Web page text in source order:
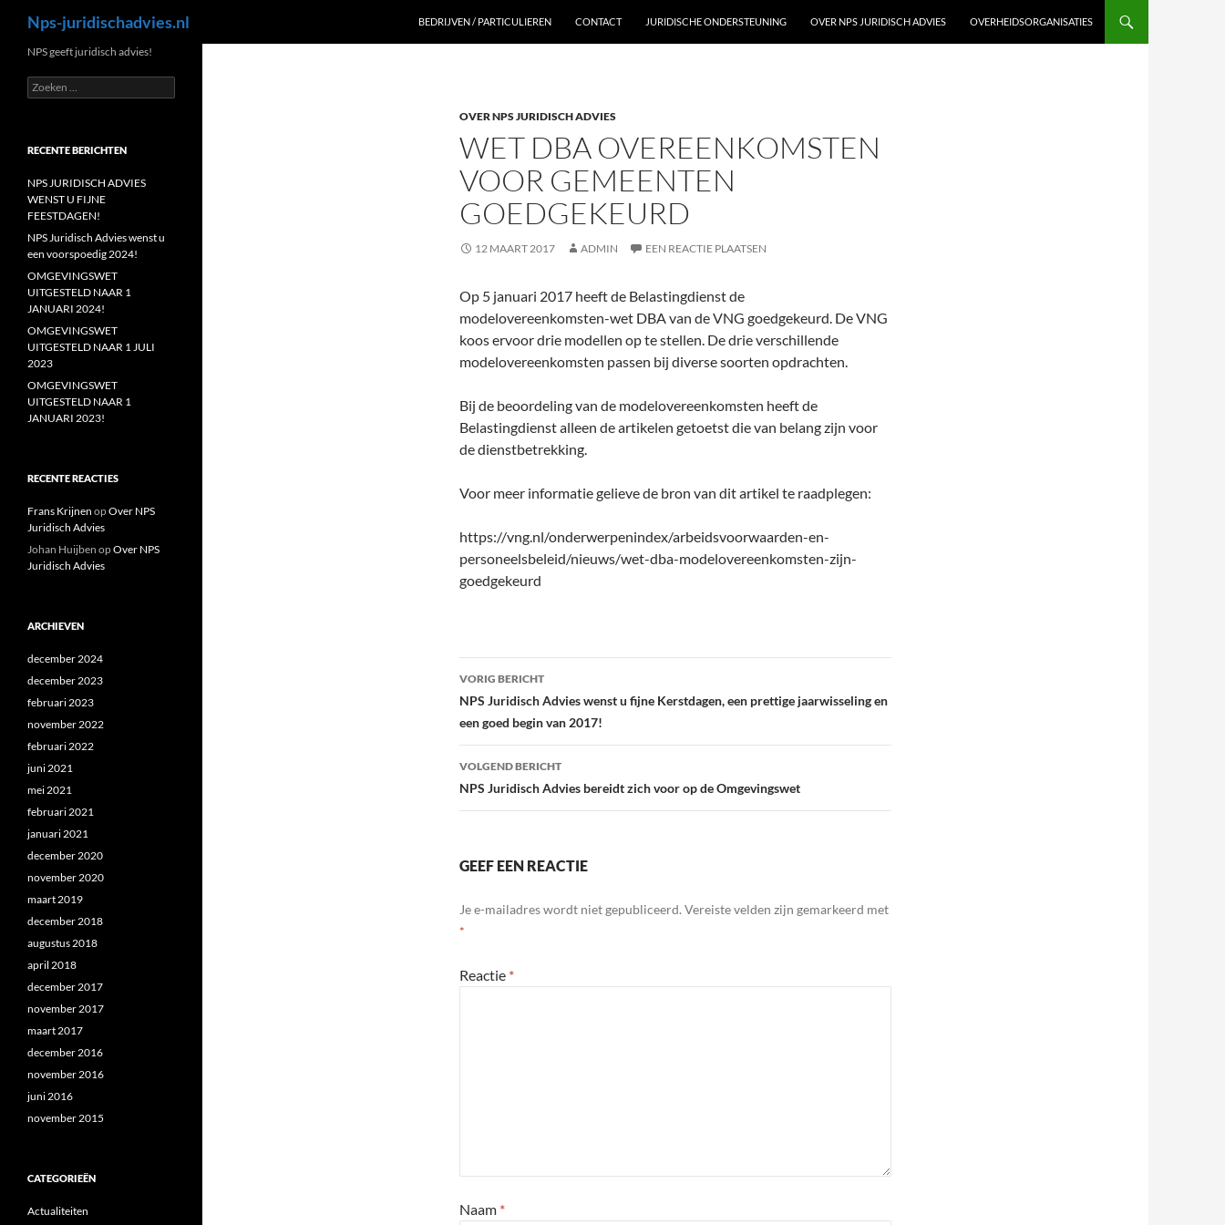
Nps-juridischadvies.nl BEDRIJVEN / PARTICULIEREN CONTACT JURIDISCHE ONDERSTEUNING OVER NPS JURIDISCH ADVIES OVERHEIDSORGANISATIES
OVER NPS JURIDISCH ADVIES
WET DBA OVEREENKOMSTEN
VOOR GEMEENTEN
GOEDGEKEURD
12 MAART 2017 ADMIN EEN REACTIE PLAATSEN
Op 5 januari 2017 heeft de Belastingdienst de
modelovereenkomsten-wet DBA van de VNG goedgekeurd. De VNG
koos ervoor drie modellen op te stellen. De drie verschillende
modelovereenkomsten passen bij diverse soorten opdrachten.
Bij de beoordeling van de modelovereenkomsten heeft de
Belastingdienst alleen de artikelen getoetst die van belang zijn voor
de dienstbetrekking.
Voor meer informatie gelieve de bron van dit artikel te raadplegen:
https://vng.nl/onderwerpenindex/arbeidsvoorwaarden-en-
personeelsbeleid/nieuws/wet-dba-modelovereenkomsten-zijn-
goedgekeurd
Bericht
navigatie
VORIG BERICHT
NPS Juridisch Advies wenst u fijne Kerstdagen, een prettige jaarwisseling en
een goed begin van 2017!
VOLGEND BERICHT
NPS Juridisch Advies bereidt zich voor op de Omgevingswet
GEEF EEN REACTIE
Je e-mailadres wordt niet gepubliceerd. Vereiste velden zijn gemarkeerd met
*
Reactie *
Naam *
NPS geeft juridisch advies!
Zoeken
naar:
RECENTE BERICHTEN
NPS JURIDISCH ADVIES
WENST U FIJNE
FEESTDAGEN!
NPS Juridisch Advies wenst u
een voorspoedig 2024!
OMGEVINGSWET
UITGESTELD NAAR 1
JANUARI 2024!
OMGEVINGSWET
UITGESTELD NAAR 1 JULI
2023
OMGEVINGSWET
UITGESTELD NAAR 1
JANUARI 2023!
RECENTE REACTIES
Frans Krijnen opOver NPS
Juridisch Advies
Johan Huijben opOver NPS
Juridisch Advies
ARCHIEVEN
december 2024
december 2023
februari 2023
november 2022
februari 2022
juni 2021
mei 2021
februari 2021
januari 2021
december 2020
november 2020
maart 2019
december 2018
augustus 2018
april 2018
december 2017
november 2017
maart 2017
december 2016
november 2016
juni 2016
november 2015
CATEGORIEËN
Actualiteiten